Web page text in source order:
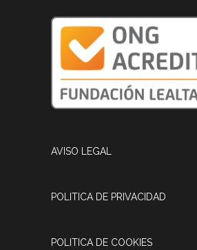
AVISO LEGAL
POLITICA DE PRIVACIDAD
POLITICA DE COOKIES